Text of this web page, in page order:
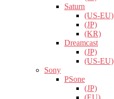
Saturn
(US-EU)
(JP)
(KR)
Dreamcast
(JP)
(US-EU)
Sony
PSone
(JP)